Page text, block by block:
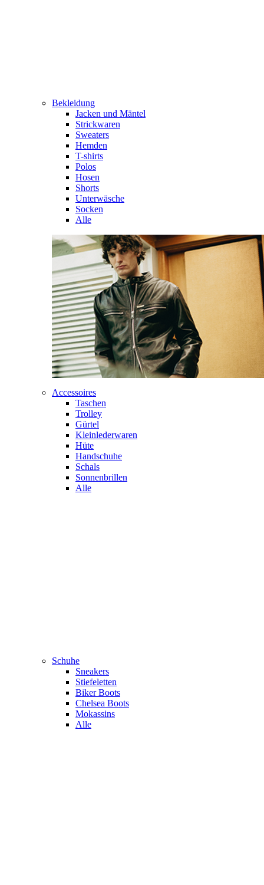
Bekleidung
Jacken und Mäntel
Strickwaren
Sweaters
Hemden
T-shirts
Polos
Hosen
Shorts
Unterwäsche
Socken
Alle
Accessoires
Taschen
Trolley
Gürtel
Kleinlederwaren
Hüte
Handschuhe
Schals
Sonnenbrillen
Alle
Schuhe
Sneakers
Stiefeletten
Biker Boots
Chelsea Boots
Mokassins
Alle